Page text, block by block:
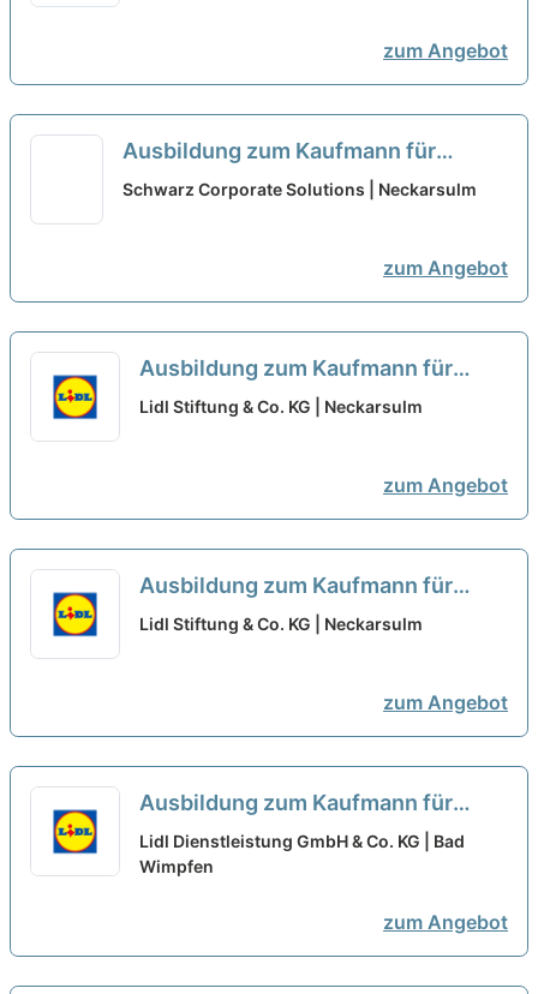
zum Angebot
Ausbildung zum Kaufmann für
Büromanagement 2027 (m/w/d) neu
Schwarz Corporate Solutions | Neckarsulm
zum Angebot
Ausbildung zum Kaufmann für
Büromanagement - Schwerpunkt
Lidl Stiftung & Co. KG | Neckarsulm
zum Angebot
Ausbildung zum Kaufmann für
Büromanagement - Schwerpunkt
Lidl Stiftung & Co. KG | Neckarsulm
zum Angebot
Ausbildung zum Kaufmann für
Büromanagement 2027 (m/w/d)
neu
Lidl Dienstleistung GmbH & Co. KG | Bad
Wimpfen
zum Angebot